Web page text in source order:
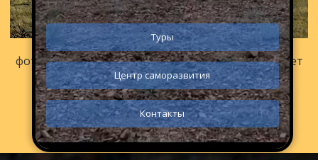
фото сделаны в разное время года в течении 3 лет
Туры
Центр саморазвития
Контакты